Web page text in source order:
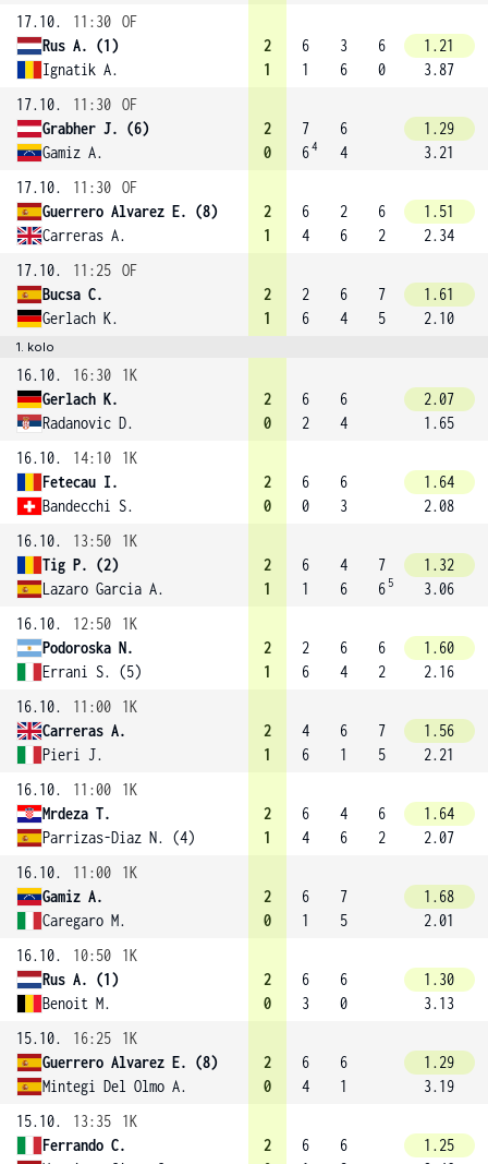
17.10.
11:30 OF
Rus A. (1)
Ignatik A.
2
1
6
1
3
6
6
0
1.21
3.87
17.10.
11:30 OF
Grabher J. (6)
Gamiz A.
2
0
7
64
6
4
1.29
3.21
17.10.
11:30 OF
Guerrero Alvarez E. (8)
Carreras A.
2
1
6
4
2
6
6
2
1.51
2.34
17.10.
11:25 OF
Bucsa C.
Gerlach K.
2
1
2
6
6
4
7
5
1.61
2.10
1. kolo
16.10. 16:30
1K
Gerlach K.
Radanovic D.
2
0
6
2
6
4
2.07
1.65
16.10.
14:10
1K
Fetecau I.
Bandecchi S.
2
0
6
0
6
3
1.64
2.08
16.10.
13:50
1K
Tig P. (2)
Lazaro Garcia A.
2
1
6
1
4
6
7
6 5
1.32
3.06
16.10.
12:50
1K
Podoroska N.
Errani S. (5)
2
1
2
6
6
4
6
2
1.60
2.16
16.10.
11:00
1K
Carreras A.
Pieri J.
2
1
4
6
6
1
7
5
1.56
2.21
16.10.
11:00
1K
Mrdeza T.
Parrizas-Diaz N. (4)
2
1
6
4
4
6
6
2
1.64
2.07
16.10.
11:00
1K
Gamiz A.
Caregaro M.
2
0
6
1
7
5
1.68
2.01
16.10.
10:50
1K
Rus A. (1)
Benoit M.
2
0
6
3
6
0
1.30
3.13
15.10.
16:25
1K
Guerrero Alvarez E. (8)
Mintegi Del Olmo A.
2
0
6
4
6
1
1.29
3.19
15.10.
13:35
1K
Ferrando C.
2
6
6
1.25